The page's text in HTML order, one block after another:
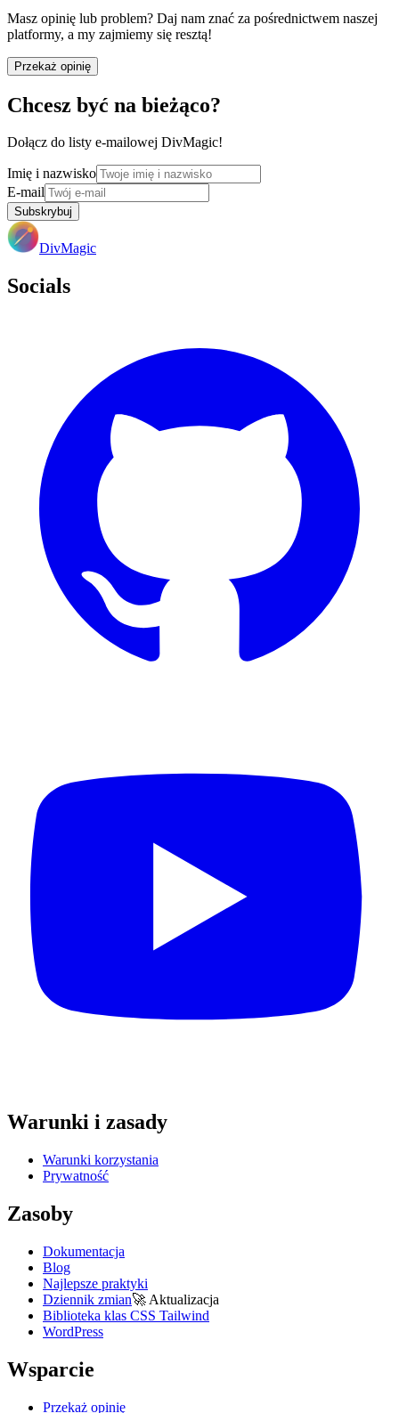
Masz opinię lub problem? Daj nam znać za pośrednictwem naszej
platformy, a my zajmiemy się resztą!
Przekaż opinię
Chcesz być na bieżąco?
Dołącz do listy e-mailowej DivMagic!
Imię i nazwisko
E-mail
Subskrybuj
DivMagic
Socials
Warunki i zasady
Warunki korzystania
Prywatność
Zasoby
Dokumentacja
Blog
Najlepsze praktyki
Dziennik zmian🚀 Aktualizacja
Biblioteka klas CSS Tailwind
WordPress
Wsparcie
Przekaż opinię